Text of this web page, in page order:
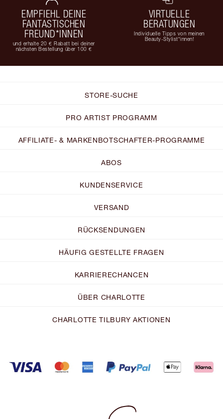
EMPFIEHL DEINE
FANTASTISCHEN
FREUND*INNEN
und erhalte 20 € Rabatt bei deiner
nächsten Bestellung über 100 €
VIRTUELLE
BERATUNGEN
Individuelle Tipps von meinen
Beauty-Stylist*innen!
STORE-SUCHE
PRO ARTIST PROGRAMM
AFFILIATE- & MARKENBOTSCHAFTER-PROGRAMME
ABOS
KUNDENSERVICE
VERSAND
RÜCKSENDUNGEN
HÄUFIG GESTELLTE FRAGEN
KARRIERECHANCEN
ÜBER CHARLOTTE
CHARLOTTE TILBURY AKTIONEN